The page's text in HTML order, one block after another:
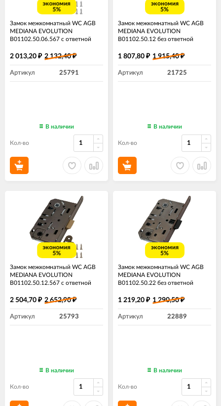
экономия
5%
Замок межкомнатный WC AGB
MEDIANA EVOLUTION
B01102.50.06.567 с ответной
2 013,20 ₽ 2 132,40₽
Артикул 25791
В наличии
Кол-во
экономия
5%
Замок межкомнатный WC AGB
MEDIANA EVOLUTION
B01102.50.12 без ответной
1 807,80 ₽ 1 915,40₽
Артикул 21725
В наличии
Кол-во
экономия
5%
Замок межкомнатный WC AGB
MEDIANA EVOLUTION
B01102.50.12.567 с ответной
бронза
2 504,70 ₽ 2 652,90₽
Артикул 25793
В наличии
Кол-во
экономия
5%
Замок межкомнатный WC AGB
MEDIANA EVOLUTION
B01102.50.22 без ответной
1 219,20 ₽ 1 290,50₽
Артикул 22889
В наличии
Кол-во